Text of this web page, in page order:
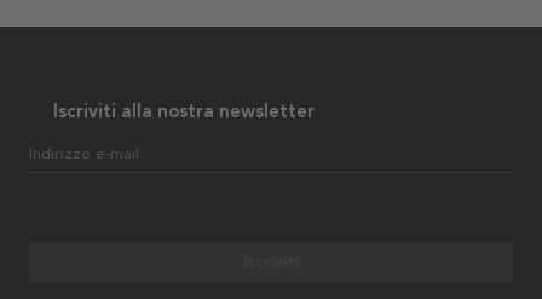
Iscriviti alla nostra newsletter
Indirizzo e-mail